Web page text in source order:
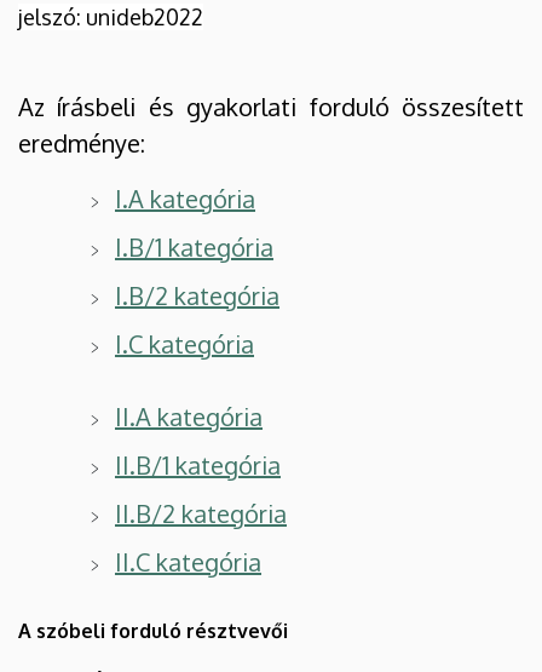
jelszó: unideb2022
Az írásbeli és gyakorlati forduló összesített
eredménye:
I.A kategória
I.B/1 kategória
I.B/2 kategória
I.C kategória
II.A kategória
II.B/1 kategória
II.B/2 kategória
II.C kategória
A szóbeli forduló résztvevői